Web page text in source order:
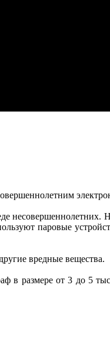
несовершеннолетних.
паровые
вредные вещества.
в размере от 3 до 5